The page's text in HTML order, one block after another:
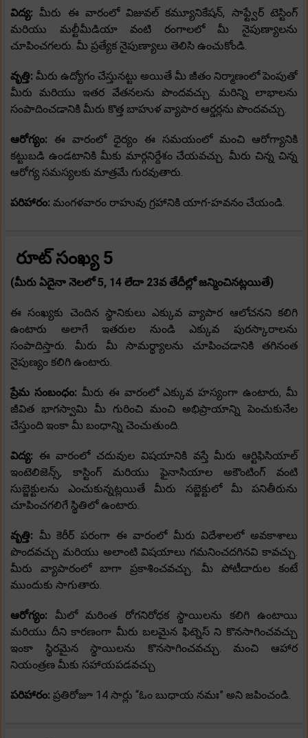
విద్య:మీరు ఈ వారంలో విజువల్ కమ్యూనికేషన్, సాఫ్ట్వేర్ టెస్టింగ్
మరియు మల్టీమీడియా వంటి రంగాలలో మీ నైపుణ్యాలను
చూపించగలరు. మీ ప్రత్యేక నైపుణ్యాలు తెలిసి ఉంచుకోండి.
వృత్తి: మీరు ఉద్యోగం చేస్తునట్టు అయితే మీ జీతం నిర్మాణంలో పెంపుతో
మీరు మరియు ఇతర వేతనలను పొందవచ్చు. మరిన్ని లాభాలను
సంపాదించడానికి మీరు కొత్త బాహుళ వ్యాపార ఆర్డర్లను పొందవచ్చు.
ఆరోగ్యం: ఈ వారంలో ధైర్యం ఈ సమయంలో మంచి ఆరోగ్యానికి
కట్టుబడి ఉండటానికి మీకు మార్గనిర్దేశం చేయవచ్చు. మీరు చిన్న చిన్న
ఆరోగ్య సమస్యలకు మాత్రమే గురవుతారు.
పరిహారం: మంగళవారం రాహువు గ్రహానికి యాగ-హవనం చేయండి.
రూట్ సంఖ్య 5
(మీరు ఏదైనా నెలలో 5, 14 లేదా 23వ తేదీల్లో జన్మించినట్లయితే)
ఈ సంఖ్యకు చెందిన స్థానికులు ఎక్కువ వ్యాపార ఆలోచనని కలిగి
ఉంటారు అలాగే ఇతరుల నుండి ఎక్కువ పురస్కారాలను
సంపాదిస్తారు. మీరు మీ సామర్థ్యాలను చూపించడానికి తగినంత
నైపుణ్యం కలిగి ఉంటారు.
ప్రేమ సంబంధం: మీరు ఈ వారంలో ఎక్కువ హస్యంగా ఉంటారు, మీ
జీవిత భాగస్వామి మీ గురించి మంచి అభిప్రాయాన్ని పెంచుకునేల
చేస్తుంది ఇంకా మీ బంధాన్ని చెంచుతుంది.
విద్య: ఈ వారంలో చదువుల విషయానికి వస్తే మీరు ఆర్టిఫిసియాల్
ఇంటెలిజెన్స్, కాస్టింగ్ మరియు ఫైనాసియాల అకౌంటింగ్ వంటి
సుబ్జెక్టులను ఎంచుకున్నట్లయితే మీరు సబ్జెక్టులో మీ పనితీరును
చూపించగలిగే స్థితిలో ఉంటారు.
వృత్తి: మీ కెరీర్ పరంగా ఈ వారంలో మీరు విదేశాలలో అవకాశాలు
పొందవచ్చు మరియు అలాంటి విషయాలు గమనించదగినవి కావచ్చు.
మీరు వ్యాపారంలో బాగా ప్రకాశించవచ్చు. మీ పోటీదారుల కంటే
ముందుకు సాగుతారు.
ఆరోగ్యం:మీలో మరింత రోగనిరోధక స్థాయిలను కలిగి ఉంటాయి
మరియు దీని కారణంగా మీరు బలమైన ఫిట్నెస్ ని కొనసాగించవచ్చు
ఇంకా స్థిరమైన స్థాయిలను కొనసాగించవచ్చు. మంచి ఆహార
నియంత్రణ మీకు సహాయపడవచ్చు
పరిహారం: ప్రతిరోజూ 14 సార్లు “ఓం బుధాయ నమః” అని జపించండి.